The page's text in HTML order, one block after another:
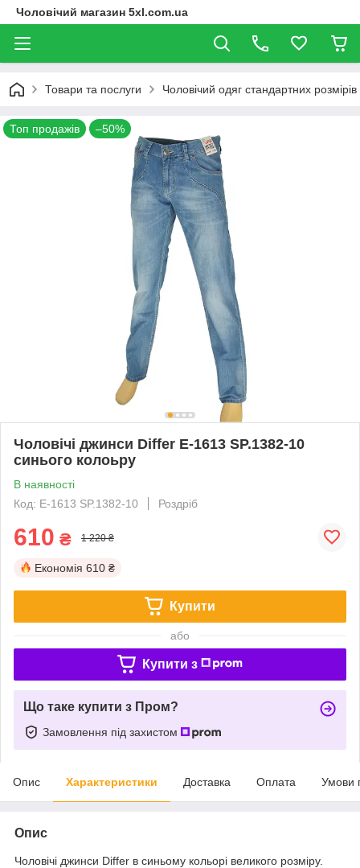
Чоловічий магазин 5xl.com.ua
Товари та послуги Чоловічий одяг стандартних розмірів
Топ продажів –50%
Чоловічі джинси Differ E-1613 SP.1382-10
синього колоьру
В наявності
Код: E-1613 SP.1382-10
Роздріб
610 ₴ 1 220 ₴
Економія 610 ₴
Купити
або
Купити з
Що таке купити з Пром?
Замовлення під захистом
Опис Характеристики Доставка Оплата Умови
Опис
Чоловічі джинси Differ в синьому кольорі великого розміру.